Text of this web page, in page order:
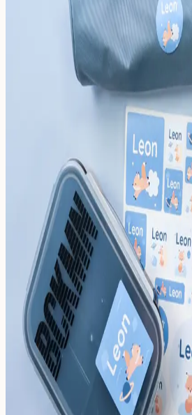
Autocollants
retraite
Repas
Repas et
Boîte à goûter
Gourde
Gourde enfant
Pièces de
Chambre
d'enfant